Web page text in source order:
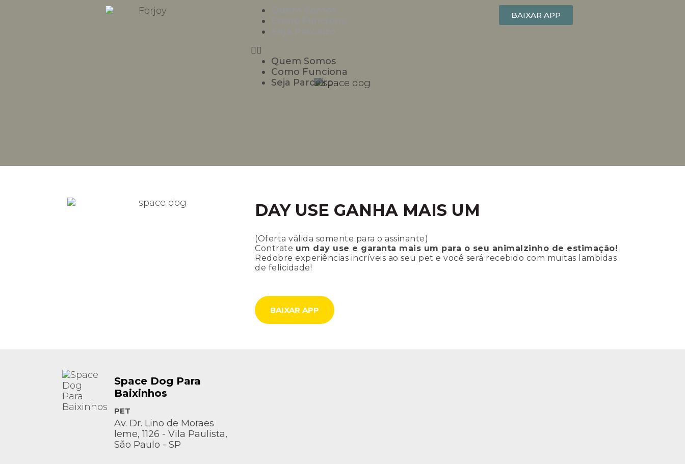
Quem Somos
Como Funciona
Seja Parceiro
BAIXAR APP
DAY USE GANHA MAIS UM
(Oferta válida somente para o assinante)
Contrate um day use e garanta mais um para o seu animalzinho de estimação!
Redobre experiências incríveis ao seu pet e você será recebido com muitas lambidas
de felicidade!
BAIXAR APP
Space Dog Para
Baixinhos
PET
Av. Dr. Lino de Moraes
leme, 1126 - Vila Paulista,
São Paulo - SP